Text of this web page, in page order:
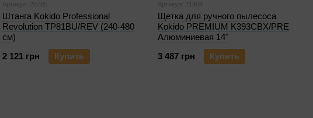
Артикул: 20785
Штанга Kokido Professional
Revolution TP81BU/REV (240-480
см)
2 121 грн
Купить
Артикул: 21908
Щетка для ручного пылесоса
Kokido PREMIUM K393CBX/PRE
Алюминиевая 14"
3 487 грн
Купить